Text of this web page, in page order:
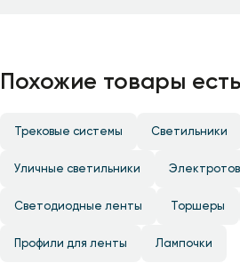
Похожие товары
Трековые системы Светильники
Уличные светильники
Светодиодные ленты Торшеры
Профили для ленты Лампочки